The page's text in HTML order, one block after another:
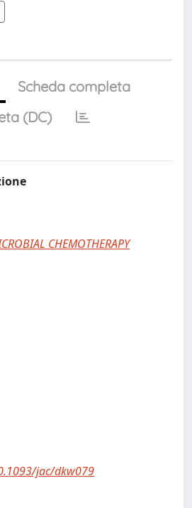
Scheda completa
(DC)
CHEMOTHERAPY
jac/dkw079